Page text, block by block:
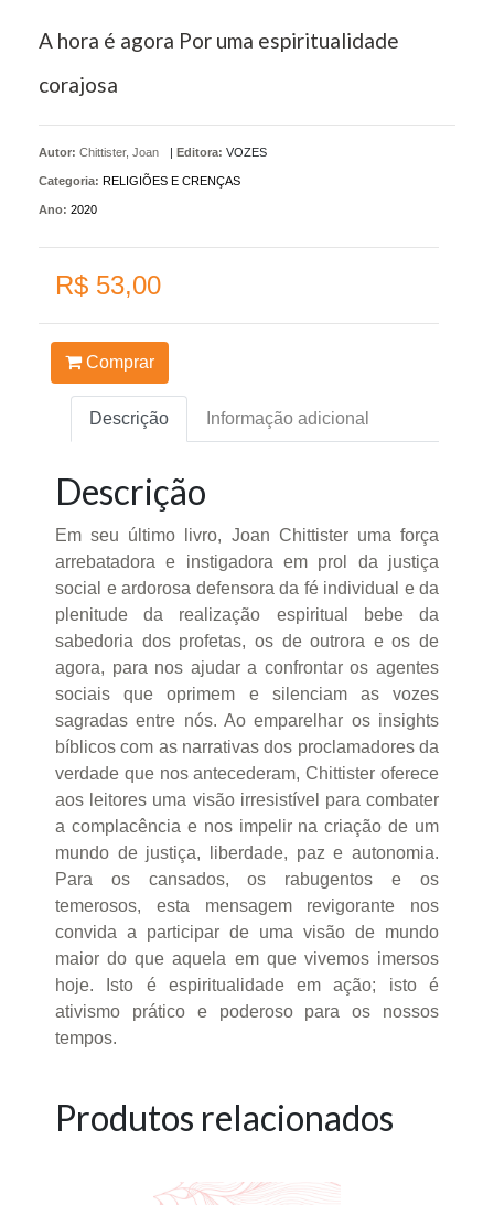
A hora é agora Por uma espiritualidade
corajosa
Autor: Chittister, Joan | Editora: VOZES
Categoria: RELIGIÕES E CRENÇAS
Ano: 2020
R$ 53,00
Comprar
Descrição Informação adicional
Descrição
Em seu último livro, Joan Chittister uma força
arrebatadora e instigadora em prol da justiça
social e ardorosa defensora da fé individual e da
plenitude da realização espiritual bebe da
sabedoria dos profetas, os de outrora e os de
agora, para nos ajudar a confrontar os agentes
sociais que oprimem e silenciam as vozes
sagradas entre nós. Ao emparelhar os insights
bíblicos com as narrativas dos proclamadores da
verdade que nos antecederam, Chittister oferece
aos leitores uma visão irresistível para combater
a complacência e nos impelir na criação de um
mundo de justiça, liberdade, paz e autonomia.
Para os cansados, os rabugentos e os
temerosos, esta mensagem revigorante nos
convida a participar de uma visão de mundo
maior do que aquela em que vivemos imersos
hoje. Isto é espiritualidade em ação; isto é
ativismo prático e poderoso para os nossos
tempos.
Produtos relacionados